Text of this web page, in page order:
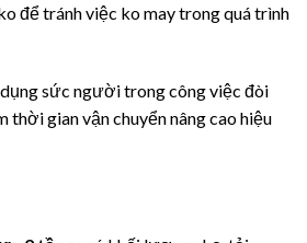
để tránh việc ko may trong quá trình
sức người trong công việc đòi
gian vận chuyển nâng cao hiệu